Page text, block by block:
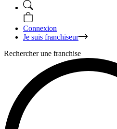
Connexion
Je suis franchiseur
Rechercher une franchise